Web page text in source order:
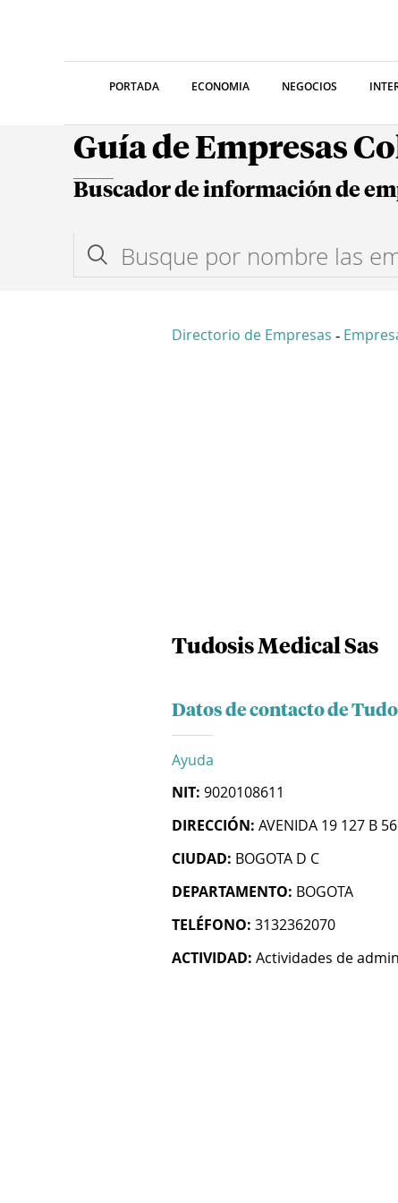
PORTADA ECONOMIA NEGOCIOS
Guía de Empresas
Buscador de información de
Directorio de Empresas -
Tudosis Medical Sas
Datos de contacto de
Ayuda
NIT: 9020108611
DIRECCIÓN: AVENIDA 19 127 B
CIUDAD: BOGOTA D C
DEPARTAMENTO: BOGOTA
TELÉFONO: 3132362070
ACTIVIDAD: Actividades de